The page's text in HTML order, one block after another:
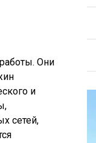
Они
и
сетей,